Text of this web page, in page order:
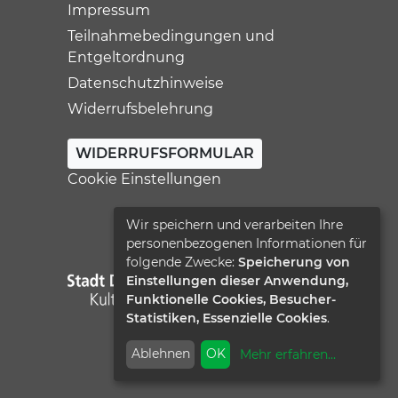
Impressum
Teilnahmebedingungen und
Entgeltordnung
Datenschutzhinweise
Widerrufsbelehrung
WIDERRUFSFORMULAR
Cookie Einstellungen
Wir speichern und verarbeiten Ihre
personenbezogenen Informationen für
folgende Zwecke: Speicherung von
Einstellungen dieser Anwendung,
Funktionelle Cookies, Besucher-
Statistiken, Essenzielle Cookies.
Ablehnen OK Mehr erfahren...